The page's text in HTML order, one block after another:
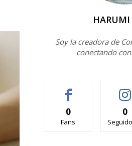
HARUMI
Soy la creadora de
conectando
0
Fans
0